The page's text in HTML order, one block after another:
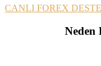
CANLI FOREX
Neden